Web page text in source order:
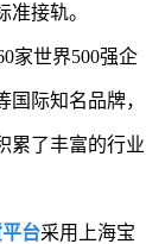
接轨。
家世界500强企
际知名品牌，
累了丰富的行业
台采用上海宝